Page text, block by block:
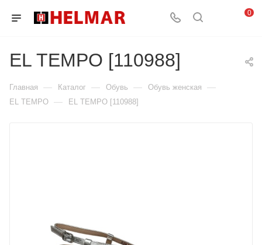
0
EL TEMPO [110988]
Главная — Каталог — Обувь — Обувь женская —
EL TEMPO — EL TEMPO [110988]